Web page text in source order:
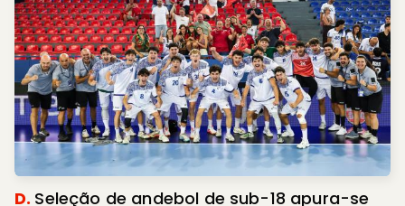
D. Seleção de andebol de sub-18 apura-se